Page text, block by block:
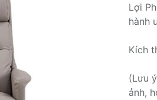
Lợi
hành
Kích
(Lưu
ảnh,